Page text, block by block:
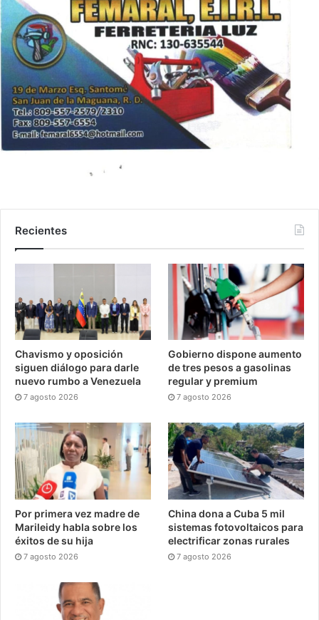
Recientes
Chavismo y oposición
siguen diálogo para darle
nuevo rumbo a Venezuela
7 agosto 2026
Gobierno dispone aumento
de tres pesos a gasolinas
regular y premium
7 agosto 2026
Por primera vez madre de
Marileidy habla sobre los
éxitos de su hija
7 agosto 2026
China dona a Cuba 5 mil
sistemas fotovoltaicos para
electrificar zonas rurales
7 agosto 2026